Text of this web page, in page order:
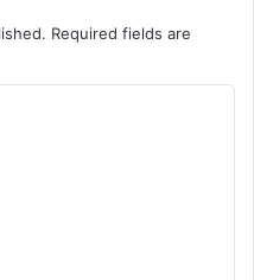
Required fields are